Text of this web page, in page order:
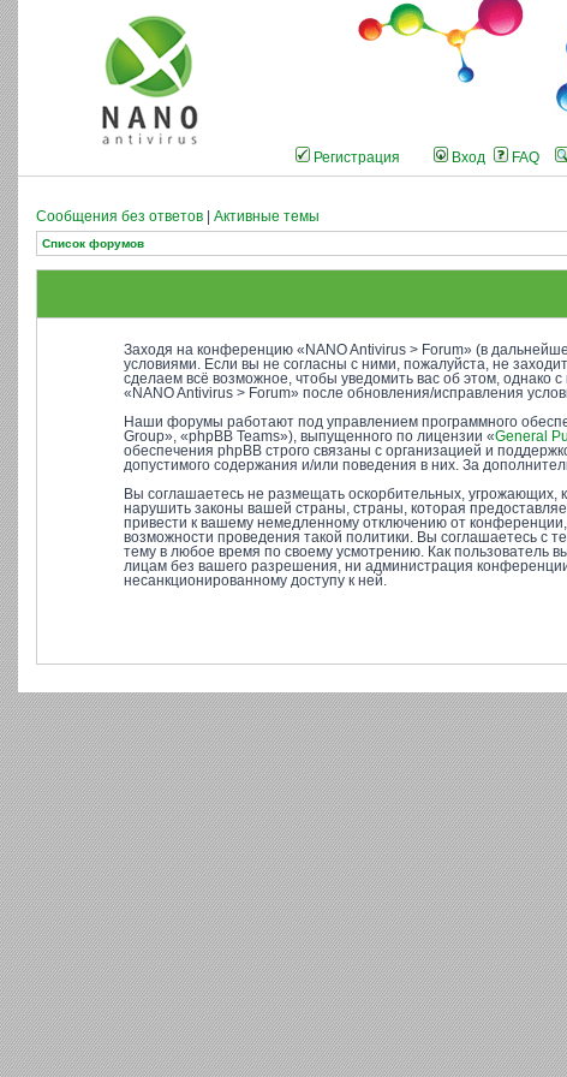
Регистрация Вход FAQ
Сообщения без ответов Активные темы
Список форумов
Заходя на конференцию «NANO Antivirus > Forum» (в
условиями. Если вы не согласны с ними, пожалуйста, не
сделаем всё возможное, чтобы уведомить вас об этом, однако
«NANO Antivirus > Forum» после обновления/исправления
Наши форумы работают под управлением программного
Group», «phpBB Teams»), выпущенного по лицензии «General
обеспечения phpBB строго связаны с организацией и
допустимого содержания и/или поведения в них. За
Вы соглашаетесь не размещать оскорбительных, угрожающих,
нарушить законы вашей страны, страны, которая
привести к вашему немедленному отключению от
возможности проведения такой политики. Вы соглашаетесь с
тему в любое время по своему усмотрению. Как пользователь
лицам без вашего разрешения, ни администрация
несанкционированному доступу к ней.